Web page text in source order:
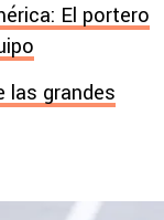
El portero
las grandes